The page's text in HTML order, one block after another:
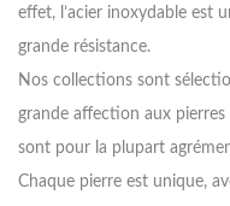
effet, l’acier inoxydable est
grande résistance.
Nos collections sont
grande affection aux pierres
sont pour la plupart
Chaque pierre est unique,